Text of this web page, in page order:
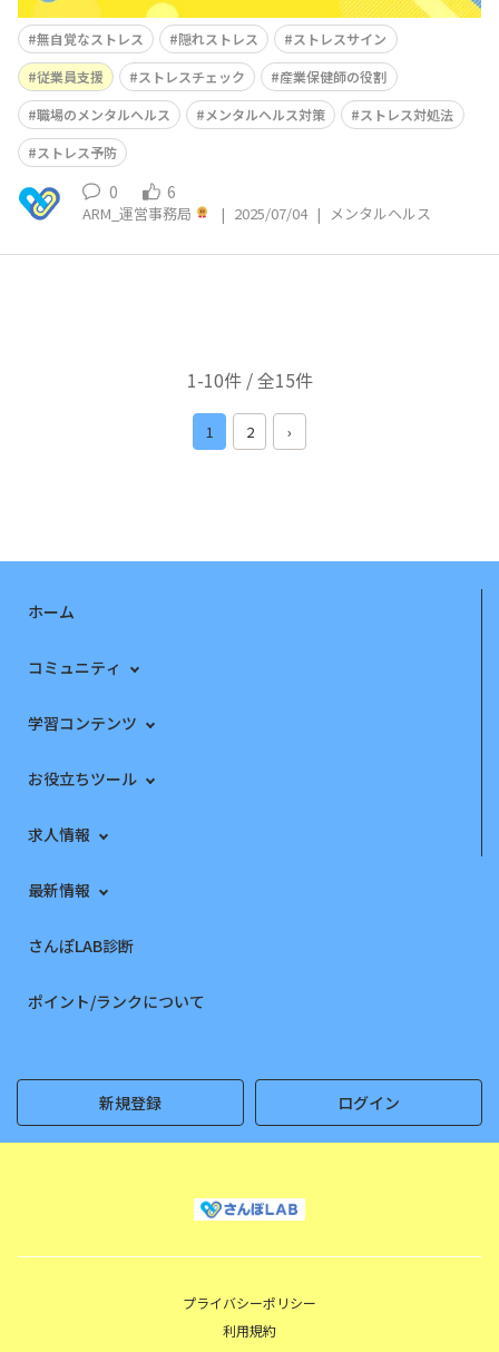
無自覚なストレス 隠れストレス
ストレスサイン
従業員支援
ストレスチェック
産業保健師の役割
職場のメンタルヘルス
メンタルヘルス対策
ストレス対処法
ストレス予防
0 6
ARM_運営事務局 | 2025/07/04 | メンタルヘルス
1-10件 / 全15件
1 2 ›
ホーム
コミュニティ
学習コンテンツ
お役立ちツール
求人情報
最新情報
さんぽLAB診断
ポイント/ランクについて
新規登録 ログイン
プライバシーポリシー
利用規約